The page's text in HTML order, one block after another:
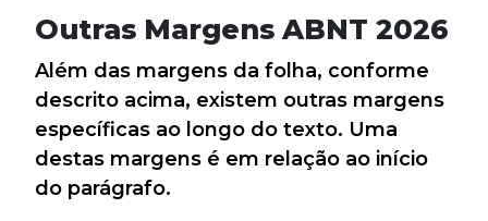
Outras Margens ABNT 2026
Além das margens da folha, conforme
descrito acima, existem outras margens
específicas ao longo do texto. Uma
destas margens é em relação ao início
do parágrafo.